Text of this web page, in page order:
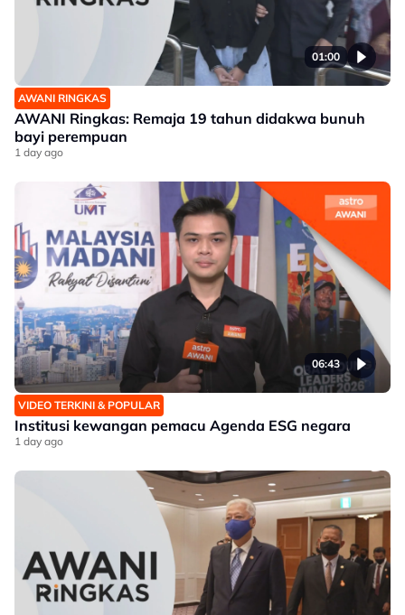
01:00
AWANI RINGKAS
AWANI Ringkas: Remaja 19 tahun didakwa bunuh
bayi perempuan
1 day ago
06:43
VIDEO TERKINI & POPULAR
Institusi kewangan pemacu Agenda ESG negara
1 day ago